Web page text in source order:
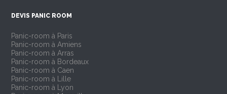
DEVIS PANIC ROOM
Panic-room à Paris
Panic-room à Amiens
Panic-room à Arras
Panic-room à Bordeaux
Panic-room à Caen
Panic-room à Lille
Panic-room à Lyon